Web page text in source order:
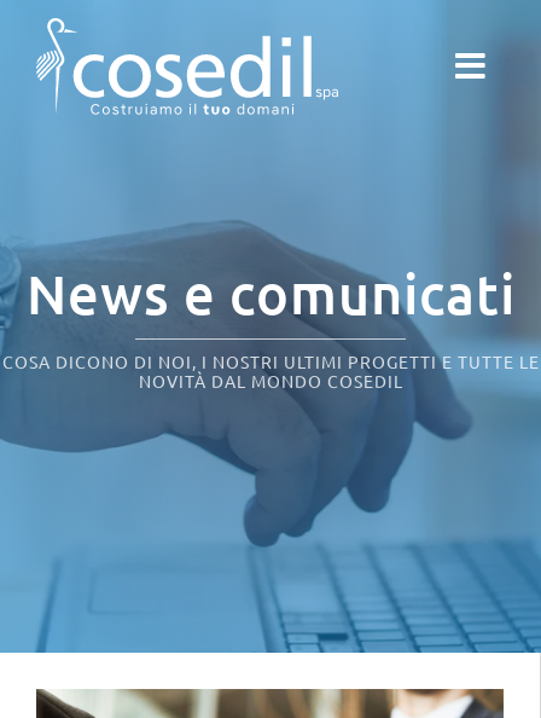
contenuto
News e comunicati
COSA DICONO DI NOI, I NOSTRI ULTIMI PROGETTI E TUTTE LE
NOVITÀ DAL MONDO COSEDIL